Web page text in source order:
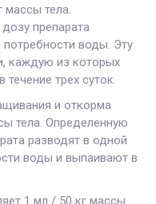
массы тела.
препарата
потребности воды. Эту
каждую из которых
трех суток.
и откорма
тела. Определенную
разводят в одной
воды и выпаивают в
1 мл / 50 кг массы